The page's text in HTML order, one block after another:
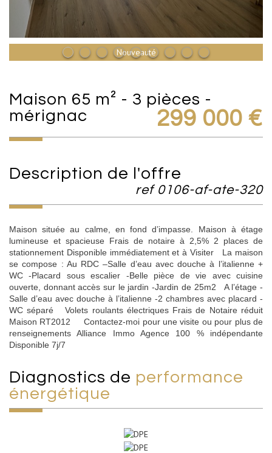
Nouveauté
maison 65 m² - 3 pièces -
mérignac
299 000 €
description de l'offre
ref 0106-af-ate-320
Maison située au calme, en fond d’impasse. Maison à étage
lumineuse et spacieuse Frais de notaire à 2,5% 2 places de
stationnement Disponible immédiatement et à Visiter La maison
se compose : Au RDC –Salle d’eau avec douche à l’italienne +
WC -Placard sous escalier -Belle pièce de vie avec cuisine
ouverte, donnant accès sur le jardin -Jardin de 25m2 A l’étage -
Salle d’eau avec douche à l’italienne -2 chambres avec placard -
WC séparé Volets roulants électriques Frais de Notaire réduit
Maison RT2012 Contactez-moi pour une visite ou pour plus de
renseignements Alliance Immo Agence 100 % indépendante
Disponible 7j/7
diagnostics de performance
énergétique